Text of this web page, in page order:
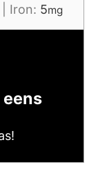
Iron: 5mg